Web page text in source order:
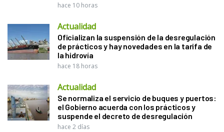
hace 10 horas
Actualidad
Oficializan la suspensión de la desregulación
de prácticos y hay novedades en la tarifa de
la hidrovía
hace 18 horas
Actualidad
Se normaliza el servicio de buques y puertos:
el Gobierno acuerda con los prácticos y
suspende el decreto de desregulación
hace 2 días